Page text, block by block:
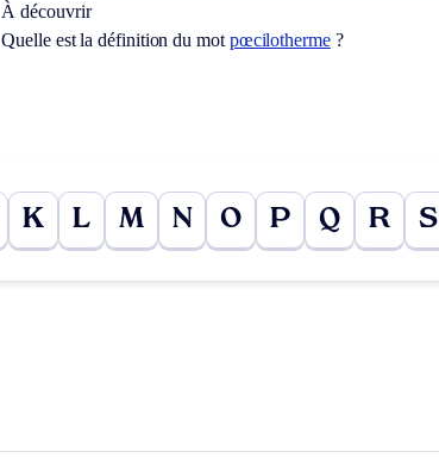
À découvrir
Quelle est la définition du mot pœcilotherme?
K L M N O P Q R S